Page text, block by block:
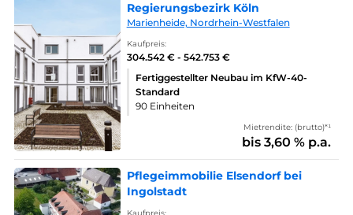
Regierungsbezirk Köln
Marienheide, Nordrhein-Westfalen
Kaufpreis:
304.542 € - 542.753 €
Fertiggestellter Neubau im KfW-40-
Standard
90 Einheiten
Mietrendite: (brutto)*¹
bis 3,60 % p.a.
Pflegeimmobilie Elsendorf bei
Ingolstadt